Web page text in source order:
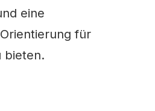
eine
für
bieten.